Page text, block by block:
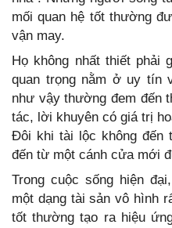
mối quan hệ tốt thường
vận may.
Họ không nhất thiết phải
quan trọng nằm ở uy tín
như vậy thường đem đến
tác, lời khuyên có giá trị
Đôi khi tài lộc không đến
đến từ một cánh cửa mới
Trong cuộc sống hiện
một dạng tài sản vô hình
tốt thường tạo ra hiệu